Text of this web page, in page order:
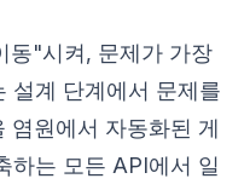
동"시켜, 문제가 가장
설계 단계에서 문제를
염원에서 자동화된 게
하는 모든 API에서 일